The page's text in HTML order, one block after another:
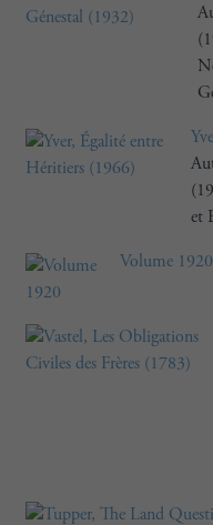
et
Volume 1920